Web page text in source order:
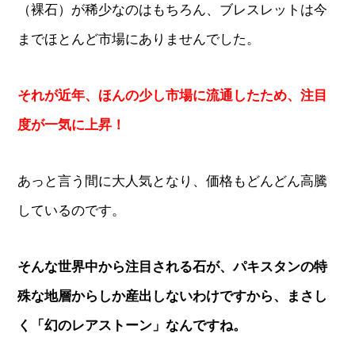
（裸石）が稀少なのはもちろん、ブレスレットは今
までほとんど市場にありませんでした。
それが近年、ほんの少し市場に流通したため、注目
度が一気に上昇！
あっと言う間に大人気となり、価格もどんどん高騰
しているのです。
そんな世界中から注目される石が、パキスタンの特
殊な地層からしか産出しないわけですから、まさし
く「幻のレアストーン」なんですね。